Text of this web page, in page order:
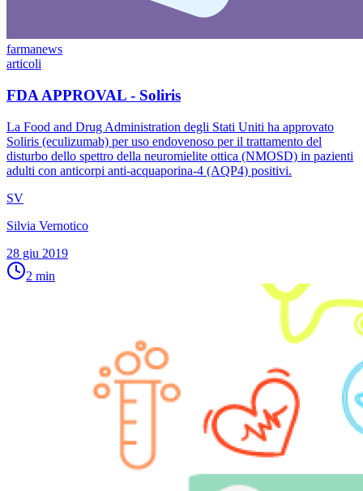
farmanews
articoli
FDA APPROVAL - Soliris
La Food and Drug Administration degli Stati Uniti ha approvato
Soliris (eculizumab) per uso endovenoso per il trattamento del
disturbo dello spettro della neuromielite ottica (NMOSD) in pazienti
adulti con anticorpi anti-acquaporina-4 (AQP4) positivi.
SV
Silvia Vernotico
28 giu 2019
2 min